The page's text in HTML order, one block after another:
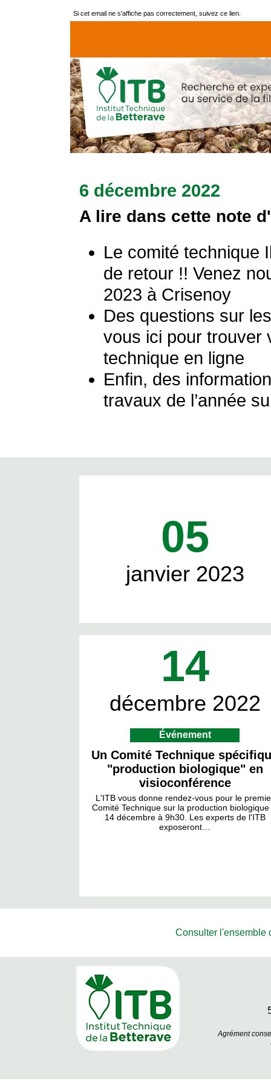
Si cet email ne s'affiche pas correctement, suivez ce lien.
6 décembre 2022
A lire dans cette note
Le comité technique
de retour !! Venez
2023 à Crisenoy
Des questions sur
vous ici pour trouver
technique en ligne
Enfin, des
travaux de l’année
05
janvier 2023
14
décembre 2022
Événement
Un Comité Technique
"production biologique" en
visioconférence
L'ITB vous donne rendez-vous pour le
Comité Technique sur la production biologique
14 décembre à 9h30. Les experts de l'ITB
exposeront…
Consulter l'ensemble
Agrément